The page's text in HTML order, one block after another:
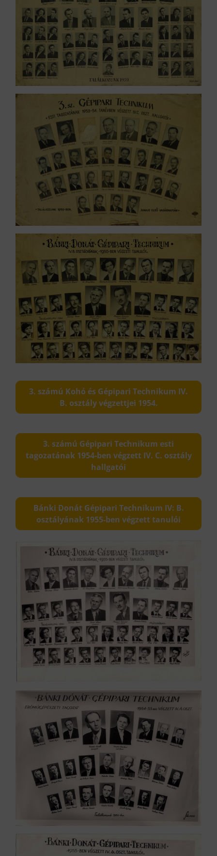
3. számú Kohó és Gépipari Technikum IV.
B. osztály végzettjei 1954.
3. számú Gépipari Technikum esti
tagozatának 1954-ben végzett IV. C. osztály
hallgatói
Bánki Donát Gépipari Technikum IV: B.
osztályának 1955-ben végzett tanulói